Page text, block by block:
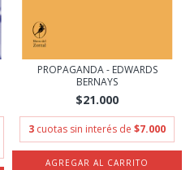
PROPAGANDA - EDWARDS
BERNAYS
$21.000
3 cuotas sin interés de $7.000